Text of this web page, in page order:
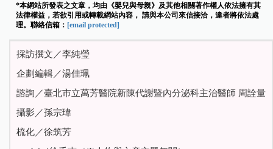
*本網站所發表之文章，均由《嬰兒與母親》及其他相關著作權人依法擁有其
法律權益，若欲引用或轉載網站內容， 請與本公司來信接洽，違者將依法處
理。聯絡信箱： [email protected]
採訪撰文／李純瑩
企劃編輯／湯佳珮
諮詢／臺北市立萬芳醫院新陳代謝暨內分泌科主治醫師 周詮量
攝影／孫宗瑋
梳化／徐筑芳